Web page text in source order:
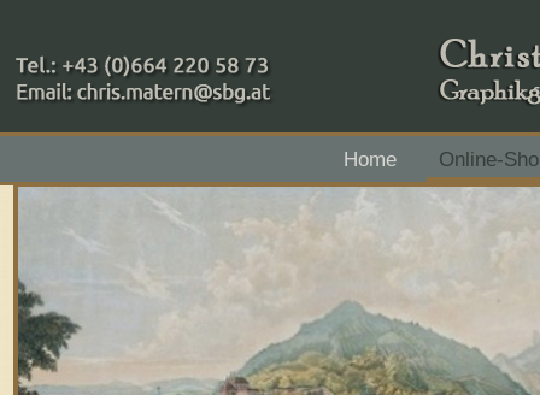
+43 (0)664 220 58 73
Home
Online-
Zahlungsmethoden: RAIBA - Flachgau Mitte - IBAN